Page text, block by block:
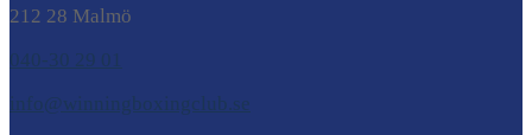
212 28 Malmö
040-30 29 01
info@winningboxingclub.se